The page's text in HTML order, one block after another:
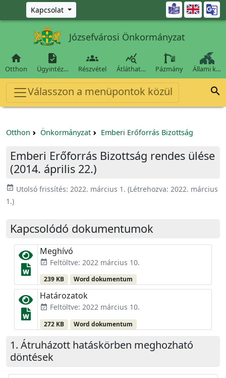
Ugrás a fő tartalomra
Kapcsolat 
Józsefvárosi Önkormányzat

Otthon

Ügyintéz…

Részvétel

Átláthat… Pázmány Állami k…
Válasszon a menüpontok közül 
Otthon Önkormányzat Emberi Erőforrás Bizottság
Emberi Erőforrás Bizottság rendes ülése
(2014. április 22.)
event_available Utolsó frissítés: 2022. március 1. (Létrehozva: 2022. március
1.)
Kapcsolódó dokumentumok
Meghívó
event_available Feltöltve: 2022 március 10.
239 KB Word dokumentum
Határozatok
event_available Feltöltve: 2022 március 10.
272 KB Word dokumentum
Átruházott hatáskörben meghozható
döntések